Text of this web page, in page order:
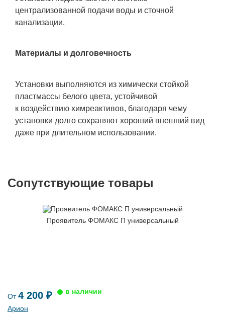
централизованной подачи воды и сточной
канализации.
Материалы и долговечность
Установки выполняются из химически стойкой
пластмассы белого цвета, устойчивой
к воздействию химреактивов, благодаря чему
установки долго сохраняют хороший внешний вид
даже при длительном использовании.
Сопутствующие товары
Проявитель ФОМАКС П универсальный
От4 200 ₽
Арион